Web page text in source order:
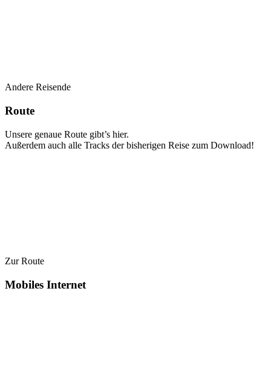
Andere Reisende
Route
Unsere genaue Route gibt’s hier.
Außerdem auch alle Tracks der bisherigen Reise zum Download!
Zur Route
Mobiles Internet